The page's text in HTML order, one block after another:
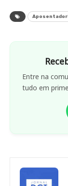
Entre na
tudo em